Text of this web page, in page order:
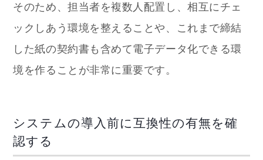
そのため、担当者を複数人配置し、相互にチェ
ックしあう環境を整えることや、これまで締結
した紙の契約書も含めて電子データ化できる環
境を作ることが非常に重要です。
システムの導入前に互換性の有無を確
認する